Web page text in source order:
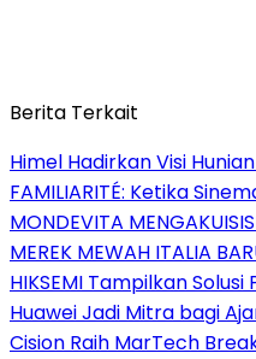
Berita Terkait
Himel Hadirkan Visi
FAMILIARITÉ: Ketika
MONDEVITA
MEREK MEWAH ITALIA
HIKSEMI Tampilkan
Huawei Jadi Mitra bagi
Cision Raih MarTech